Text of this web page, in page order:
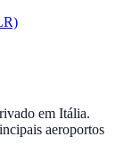
em Itália.
aeroportos